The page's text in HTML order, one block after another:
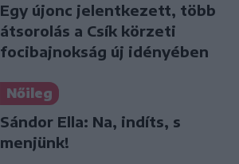
Egy újonc jelentkezett, több
átsorolás a Csík körzeti
focibajnokság új idényében
Nőileg
Sándor Ella: Na, indíts, s
menjünk!